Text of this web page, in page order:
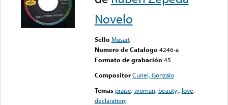
Novelo
Sello Musart
Numero de Catalogo 4246-a
Formato de grabación 45
Compositor Curiel, Gonzalo
Temas praise,woman, beauty;, love,
declaration;